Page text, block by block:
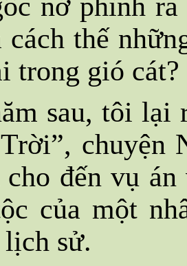
thế
trong gió cát?
sau, tôi lại
chuyện
đến vụ
của một
sử.